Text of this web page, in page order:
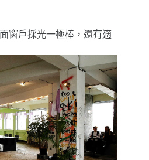
窗戶採光一極棒，還有適